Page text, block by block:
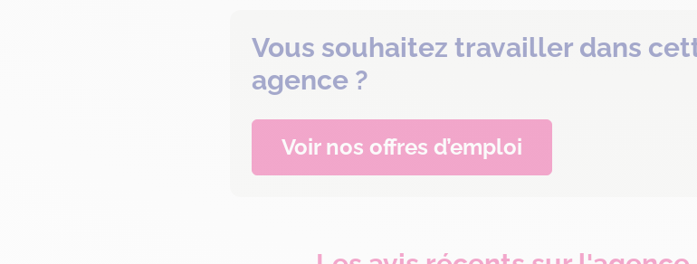
Vous souhaitez travailler dans
agence ?
Voir nos offres d’emploi